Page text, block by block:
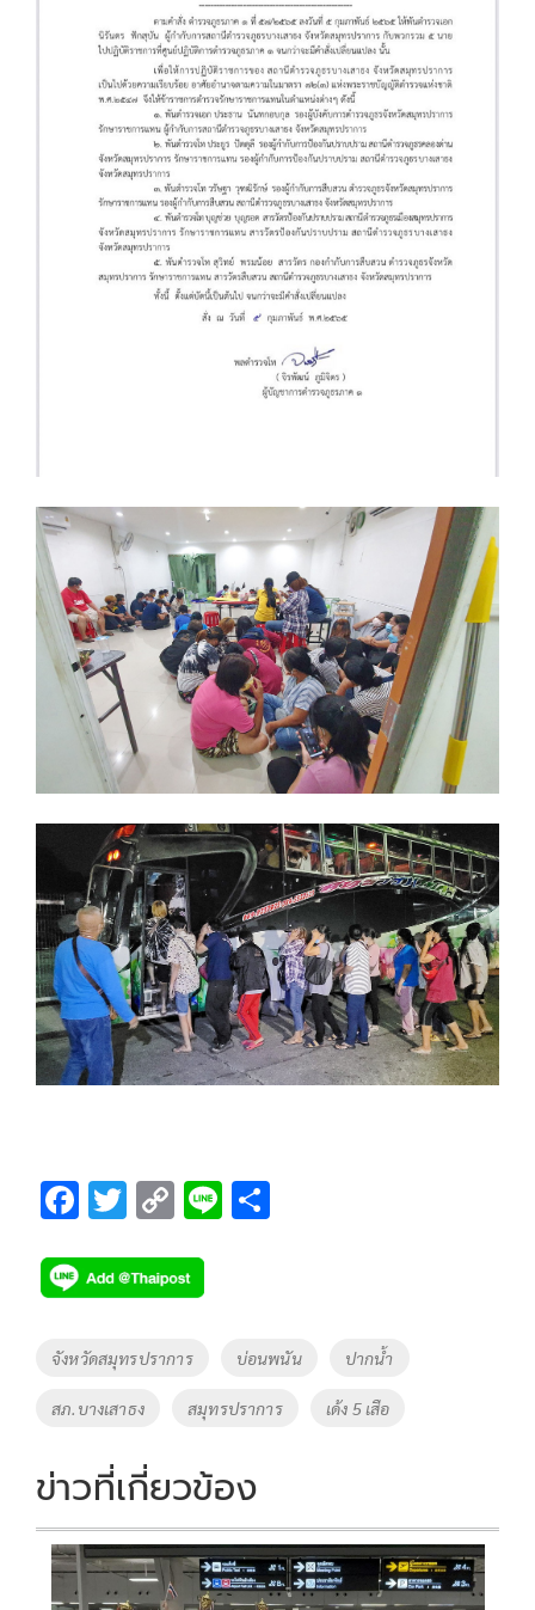
F
e
b
o
k
T
tt
er
C
p
y
Li
k
Li
Tags
จังหวัดสมุทรปราการ บ่อนพนัน ปากน้ำ
สภ.บางเสาธง สมุทรปราการ เด้ง 5 เสือ
ข่าวที่เกี่ยวข้อง